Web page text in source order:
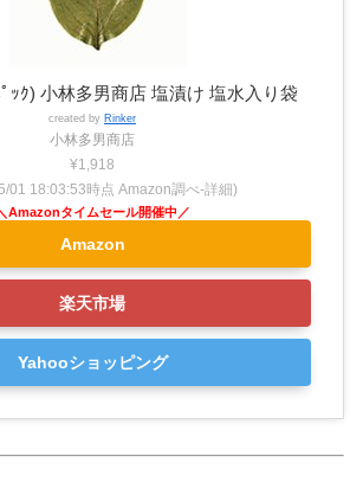
ｯｸ) 小林多男商店 塩漬け 塩水入り袋
created by Rinker
小林多男商店
¥1,918
01 18:03:53時点 Amazon調べ-詳細)
Amazon
楽天市場
Yahooショッピング